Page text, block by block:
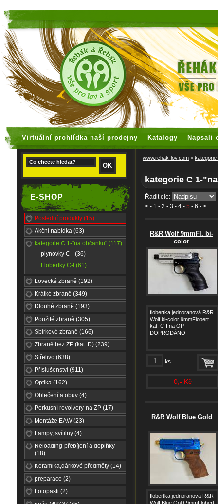
Virtuální prohlídka naší prodejny Katalogy Napsali
E-SHOP
Poslední produkty (15)
Akční nabídka (63)
kategorie C 1-"na občanku" (117)
plynovky C-I (36)
Flobertky C-I (61)
Lovecké zbraně (192)
Krátké zbraně (349)
Dlouhé zbraně (193)
Použité zbraně (305)
Sbírkové zbraně (166)
Zbraně bez ZP (kat. D) (239)
Střelivo (638)
Příslušenství (911)
Optika (162)
Oblečení a obuv (4)
Perkusní revolvery-na ZP (17)
Montáže EAW (23)
Lampy, svítilny (4)
Reloading-přebíjení a doplňky
(18)
Keramika,dárkové předměty (14)
preparace (2)
Fotopasti (2)
www.rehak-lov.com > kategorie
kategorie C 1-
Řadit dle:
< - 1 - 2 - 3 - 4 - 5 - 6 - >
R&R Wolf 9mmFl. bi-
color
flobertka jednoranová R&R
Wolf bi-color 9mmFlobert
kat. C-I na OP -
DOPRODÁNO
ks
0,- Kč
R&R Wolf Blue Gold
flobertka jednoranová R&R
Wolf Blue Gold 9mmFlobert